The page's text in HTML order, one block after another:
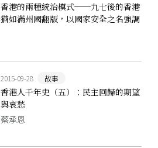
香港的兩種統治模式──九七後的香港
猶如滿州國翻版，以國家安全之名強調
2015-09-28 故事
香港人千年史（五）：民主回歸的期望
與哀愁
蔡承恩